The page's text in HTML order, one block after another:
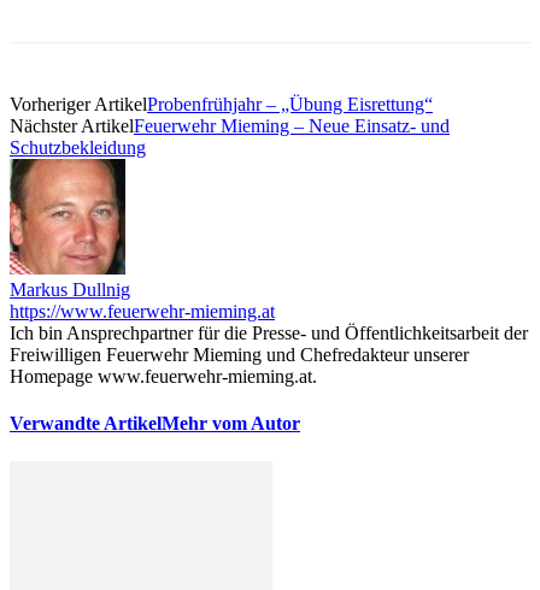
Vorheriger ArtikelProbenfrühjahr – „Übung Eisrettung“
Nächster ArtikelFeuerwehr Mieming – Neue Einsatz- und
Schutzbekleidung
Markus Dullnig
https://www.feuerwehr-mieming.at
Ich bin Ansprechpartner für die Presse- und Öffentlichkeitsarbeit der
Freiwilligen Feuerwehr Mieming und Chefredakteur unserer
Homepage www.feuerwehr-mieming.at.
Verwandte ArtikelMehr vom Autor